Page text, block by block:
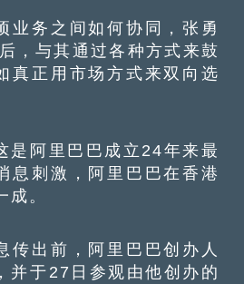
务之间如何协同，张勇
，与其通过各种方式来鼓
真正用市场方式来双向选
阿里巴巴成立24年来最
息刺激，阿里巴巴在香港
。
出前，阿里巴巴创办人
并于27日参观由他创办的